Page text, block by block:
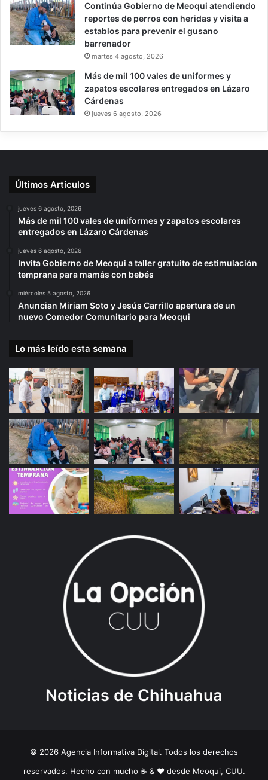
Continúa Gobierno de Meoqui atendiendo
reportes de perros con heridas y visita a
establos para prevenir el gusano
barrenador
martes 4 agosto, 2026
Más de mil 100 vales de uniformes y
zapatos escolares entregados en Lázaro
Cárdenas
jueves 6 agosto, 2026
Últimos Artículos
jueves 6 agosto, 2026
Más de mil 100 vales de uniformes y zapatos escolares
entregados en Lázaro Cárdenas
jueves 6 agosto, 2026
Invita Gobierno de Meoqui a taller gratuito de estimulación
temprana para mamás con bebés
miércoles 5 agosto, 2026
Anuncian Miriam Soto y Jesús Carrillo apertura de un
nuevo Comedor Comunitario para Meoqui
Lo más leído esta semana
Noticias de Chihuahua
© 2026 Agencia Informativa Digital. Todos los derechos
reservados. Hecho con mucho ☕️ & ❤️ desde Meoqui, CUU.